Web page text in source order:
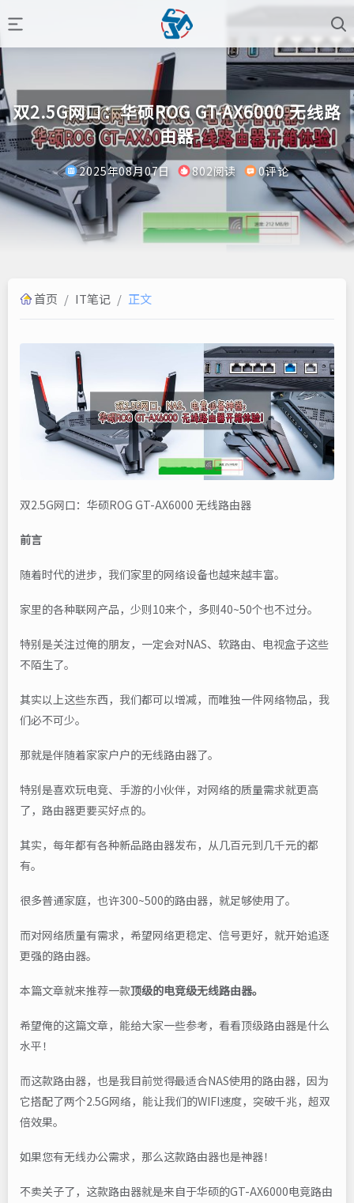
双2.5G网口：华硕ROG GT-AX6000 无线路
由器
2025年08月07日 802阅读 0评论
首页 / IT笔记 / 正文
双2.5G网口：华硕ROG GT-AX6000 无线路由器
前言
随着时代的进步，我们家里的网络设备也越来越丰富。
家里的各种联网产品，少则10来个，多则40~50个也不过分。
特别是关注过俺的朋友，一定会对NAS、软路由、电视盒子这些
不陌生了。
其实以上这些东西，我们都可以增减，而唯独一件网络物品，我
们必不可少。
那就是伴随着家家户户的无线路由器了。
特别是喜欢玩电竞、手游的小伙伴，对网络的质量需求就更高
了，路由器更要买好点的。
其实，每年都有各种新品路由器发布，从几百元到几千元的都
有。
很多普通家庭，也许300~500的路由器，就足够使用了。
而对网络质量有需求，希望网络更稳定、信号更好，就开始追逐
更强的路由器。
本篇文章就来推荐一款顶级的电竞级无线路由器。
希望俺的这篇文章，能给大家一些参考，看看顶级路由器是什么
水平！
而这款路由器，也是我目前觉得最适合NAS使用的路由器，因为
它搭配了两个2.5G网络，能让我们的WIFI速度，突破千兆，超双
倍效果。
如果您有无线办公需求，那么这款路由器也是神器！
不卖关子了，这款路由器就是来自于华硕的GT-AX6000电竞路由